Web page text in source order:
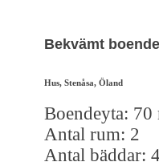
Bekvämt
Hus, Stenåsa, Öland
Boendeyta: 70
Antal rum: 2
Antal bäddar: